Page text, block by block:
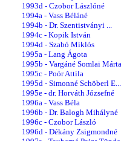
1993d - Czobor Lászlóné
1994a - Vass Béláné
1994b - Dr. Szentistványi ...
1994c - Kopik István
1994d - Szabó Miklós
1995a - Lang Ágota
1995b - Vargáné Somlai Márta
1995c - Poór Attila
1995d - Simonné Schöberl E...
1995e - dr. Horváth Józsefné
1996a - Vass Béla
1996b - Dr. Balogh Mihályné
1996c - Czobor László
1996d - Dékány Zsigmondné